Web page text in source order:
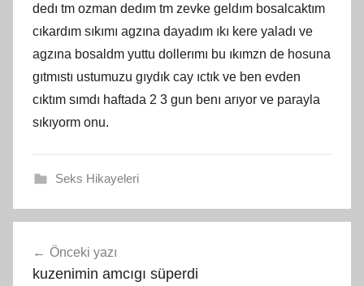
dedı tm ozman dedım tm zevke geldım bosalcaktım
cıkardım sıkımı agzına dayadım ıkı kere yaladı ve
agzına bosaldm yuttu dollerımı bu ıkımzn de hosuna
gıtmıstı ustumuzu gıydık cay ıctık ve ben evden
cıktım sımdı haftada 2 3 gun benı arıyor ve parayla
sıkıyorm onu.
Seks Hikayeleri
gezinmesi
Önceki yazı
kuzenimin amcıgı süperdi